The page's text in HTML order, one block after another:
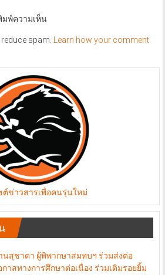
มพ์ความเห็น
spam.
Learn how your comment
ต์ข่าวสารเพื่อคนรุ่นใหม่
นสุชาดา ผู้พิพากษาสมทบฯ ร่วมส่งต่อ
กาสทางการศึกษาต่อเนื่อง ร่วมเติมรอยยิ้ม